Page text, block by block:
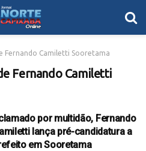
Fernando Camiletti Sooretama
Fernando Camiletti
por multidão, Fernando
lança pré-candidatura a
em Sooretama